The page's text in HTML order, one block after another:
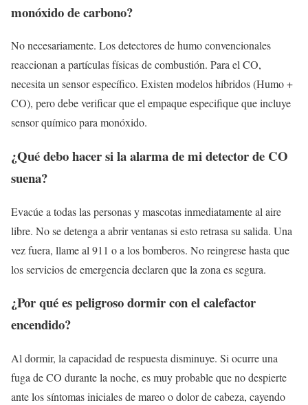
monóxido de carbono?
No necesariamente. Los detectores de humo convencionales
reaccionan a partículas físicas de combustión. Para el CO,
necesita un sensor específico. Existen modelos híbridos (Humo +
CO), pero debe verificar que el empaque especifique que incluye
sensor químico para monóxido.
¿Qué debo hacer si la alarma de mi detector de CO
suena?
Evacúe a todas las personas y mascotas inmediatamente al aire
libre. No se detenga a abrir ventanas si esto retrasa su salida. Una
vez fuera, llame al 911 o a los bomberos. No reingrese hasta que
los servicios de emergencia declaren que la zona es segura.
¿Por qué es peligroso dormir con el calefactor
encendido?
Al dormir, la capacidad de respuesta disminuye. Si ocurre una
fuga de CO durante la noche, es muy probable que no despierte
ante los síntomas iniciales de mareo o dolor de cabeza, cayendo